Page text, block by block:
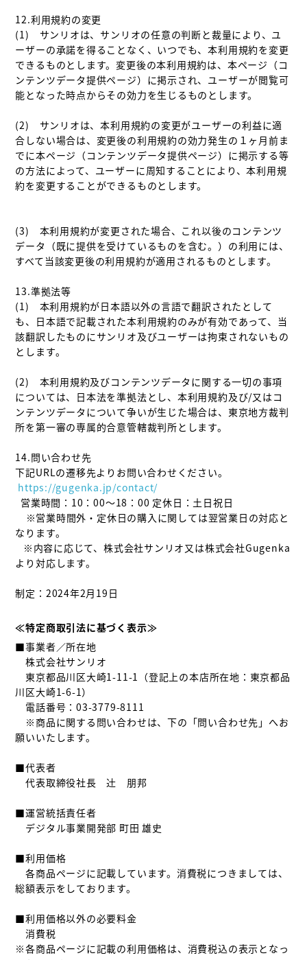
12.利用規約の変更
(1)　サンリオは、サンリオの任意の判断と裁量により、ユ
ーザーの承諾を得ることなく、いつでも、本利用規約を変更
できるものとします。変更後の本利用規約は、本ページ（コ
ンテンツデータ提供ページ）に掲示され、ユーザーが閲覧可
能となった時点からその効力を生じるものとします。
(2)　サンリオは、本利用規約の変更がユーザーの利益に適
合しない場合は、変更後の利用規約の効力発生の１ヶ月前ま
でに本ページ（コンテンツデータ提供ページ）に掲示する等
の方法によって、ユーザーに周知することにより、本利用規
約を変更することができるものとします。
(3)　本利用規約が変更された場合、これ以後のコンテンツ
データ（既に提供を受けているものを含む。）の利用には、
すべて当該変更後の利用規約が適用されるものとします。
13.準拠法等
(1)　本利用規約が日本語以外の言語で翻訳されたとして
も、日本語で記載された本利用規約のみが有効であって、当
該翻訳したものにサンリオ及びユーザーは拘束されないもの
とします。
(2)　本利用規約及びコンテンツデータに関する一切の事項
については、日本法を準拠法とし、本利用規約及び/又はコ
ンテンツデータについて争いが生じた場合は、東京地方裁判
所を第一審の専属的合意管轄裁判所とします。
14.問い合わせ先
https://gugenka.jp/contact/
なります。
より対応します。
制定：2024年2月19日
≪特定商取引法に基づく表示≫
■事業者／所在地
株式会社サンリオ
東京都品川区大崎1-11-1（登記上の本店所在地：東京都品
川区大崎1-6-1）
電話番号：03-3779-8111
※商品に関する問い合わせは、下の「問い合わせ先」へお
願いいたします。
■代表者
代表取締役社長　辻󠄀　朋邦
■運営統括責任者
デジタル事業開発部 町田 雄史
■利用価格
各商品ページに記載しています。消費税につきましては、
総額表示をしております。
■利用価格以外の必要料金
消費税
※各商品ページに記載の利用価格は、消費税込の表示となっ